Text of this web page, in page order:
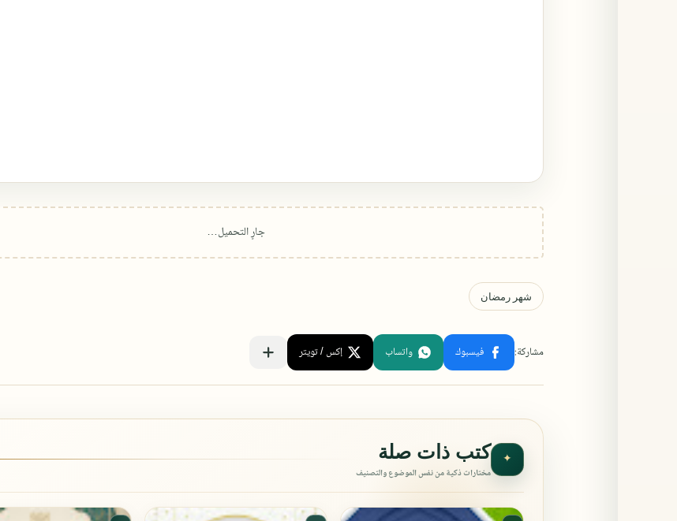
✦ كتب ذات صلة
مختارات ذكية من نفس الموضوع والتصنيف